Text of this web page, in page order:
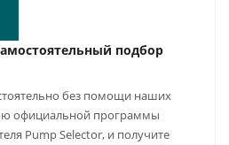
подбор
без помощи наших
официальной программы
Pump Selector, и получите